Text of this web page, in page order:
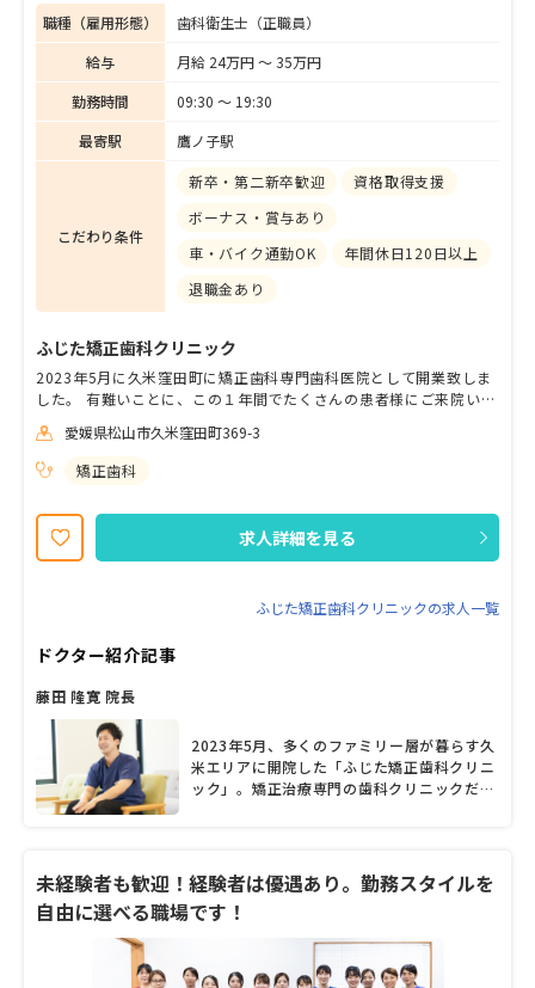
職種（雇用形態）
歯科衛生士（正職員）
給与
月給 24万円 〜 35万円
勤務時間
09:30 〜 19:30
最寄駅
鷹ノ子駅
こだわり条件
新卒・第二新卒歓迎
資格取得支援
ボーナス・賞与あり
車・バイク通勤OK
年間休日120日以上
退職金あり
ふじた矯正歯科クリニック
2023年5月に久米窪田町に矯正歯科専門歯科医院として開業致しま
した。 有難いことに、この１年間でたくさんの患者様にご来院いた
た。 当院は矯正専門歯科医院のため、患者層はお子様から若い方が
中心になります。また、専門歯科医院のため一般歯科とは多少異な
る専門的な仕事内容となりますが、業務内容については時間にゆと
タッフが活躍中！ 一緒に明るく楽しみながらスキルアップし、より
良い歯科医院を一緒に作りましょう！ 子供が好きな方、矯正歯科に
愛媛県松山市久米窪田町369-3
矯正歯科
求人詳細を見る
ふじた矯正歯科クリニックの求人一覧
ドクター紹介記事
藤田 隆寛 院長
2023年5月、多くのファミリー層が暮らす久
米エリアに開院した「ふじた矯正歯科クリニ
ック」。矯正治療専門の歯科クリニックだ。
く利用できるだろう。院長を務める藤田隆寛
先生は、勤務医時代に培った知識・技術を生
かし、患者一人ひとりに合った診療の提供に
努めている。顎変形症や先天性疾患を原因と
する噛み合わせ・歯並びの乱れなど、難症例
にも対応可能だという。「矯正治療を通じ
未経験者も歓迎！経験者は優遇あり。勤務スタイルを
自由に選べる職場です！